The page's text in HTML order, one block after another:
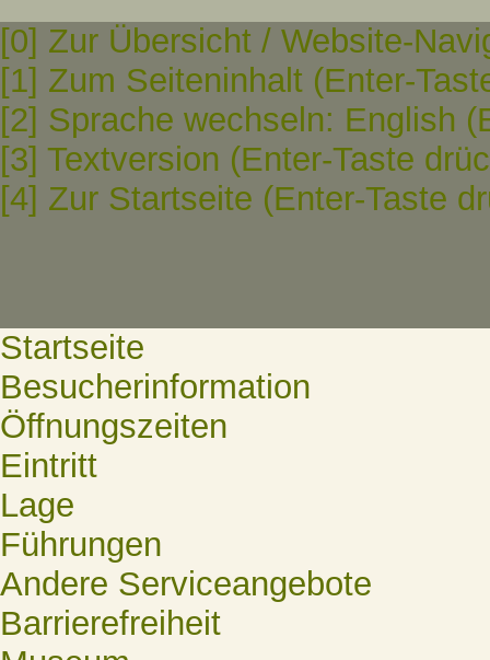
[0] Zur Übersicht / Website-
[1] Zum Seiteninhalt (Enter-
[2] Sprache wechseln: English
[3] Textversion (Enter-Taste
[4] Zur Startseite (Enter-Taste
Startseite
Besucherinformation
Öffnungszeiten
Eintritt
Lage
Führungen
Andere Serviceangebote
Barrierefreiheit